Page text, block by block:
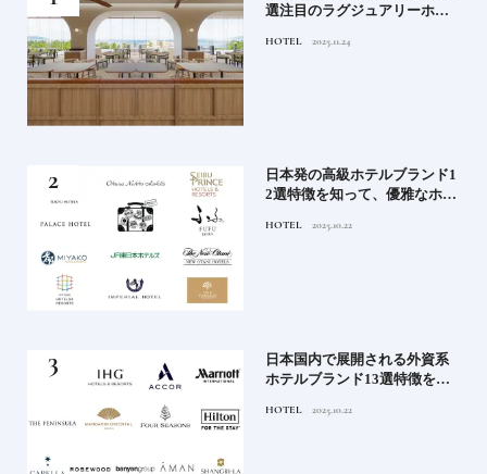
選注目のラグジュアリーホテ
ィホテルまでご紹介【前編】
HOTEL 2025.11.24
日本発の高級ホテルブランド1
2選特徴を知って、優雅なホテ
ンド大解剖①
HOTEL 2025.10.22
日本国内で展開される外資系
ホテルブランド13選特徴を知
満喫｜ホテルブランド大解剖
HOTEL 2025.10.22